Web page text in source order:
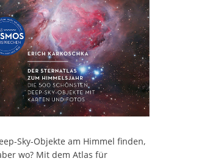
Sky-Objekte am Himmel finden,
wo? Mit dem Atlas für